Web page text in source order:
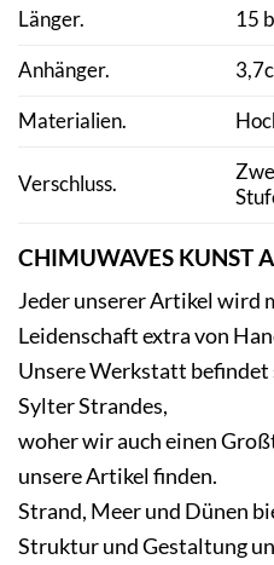
Länger. 15
Anhänger.
Materialien.
Verschluss.
CHIMUWAVES KUNST
Jeder unserer Artikel wird
Leidenschaft extra von
Unsere Werkstatt befindet
Sylter Strandes,
woher wir auch einen
unsere Artikel finden.
Strand, Meer und Dünen
Struktur und Gestaltung